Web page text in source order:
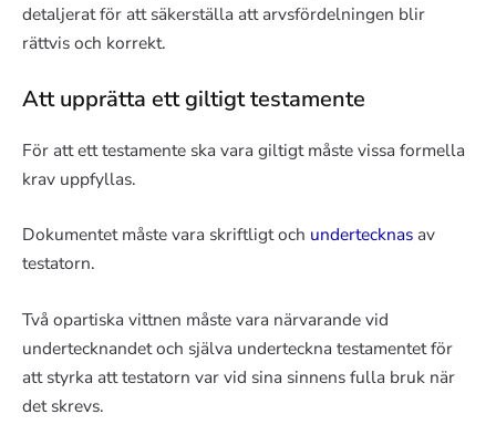
detaljerat för att säkerställa att arvsfördelningen blir
rättvis och korrekt.
Att upprätta ett giltigt testamente
För att ett testamente ska vara giltigt måste vissa formella
krav uppfyllas.
Dokumentet måste vara skriftligt och undertecknas av
testatorn.
Två opartiska vittnen måste vara närvarande vid
undertecknandet och själva underteckna testamentet för
att styrka att testatorn var vid sina sinnens fulla bruk när
det skrevs.